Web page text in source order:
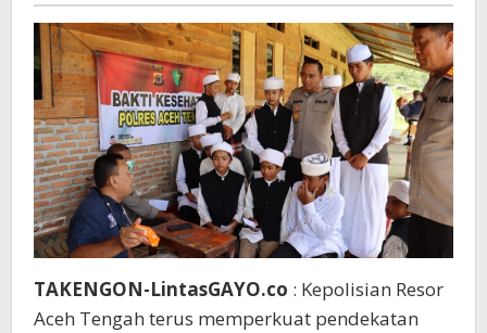
Cek
Kesehatan
Gratis
TAKENGON-LintasGAYO.co : Kepolisian Resor
Aceh Tengah terus memperkuat pendekatan